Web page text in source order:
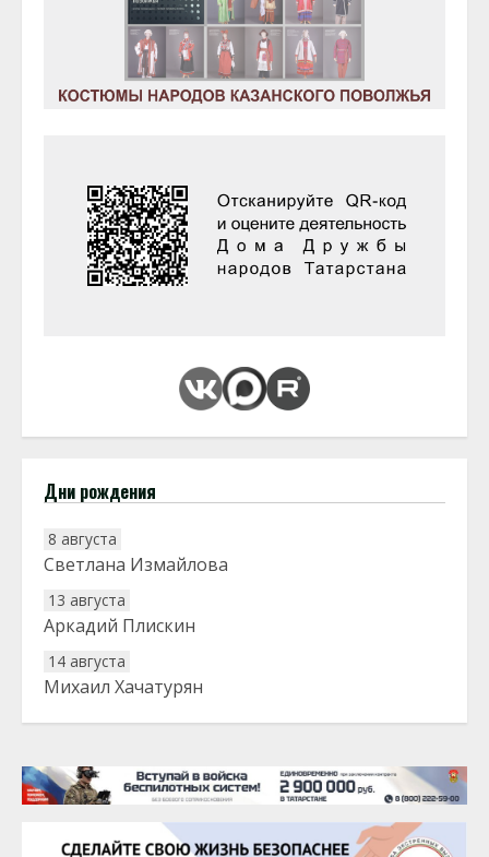
Дни рождения
8 августа
Светлана Измайлова
13 августа
Аркадий Плискин
14 августа
Михаил Хачатурян
20 августа
22 августа
Евгений Ефимов
25 августа